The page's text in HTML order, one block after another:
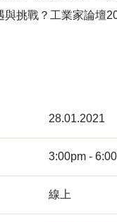
挑戰？工業家論壇
28.01.2021
3:00pm -
線上